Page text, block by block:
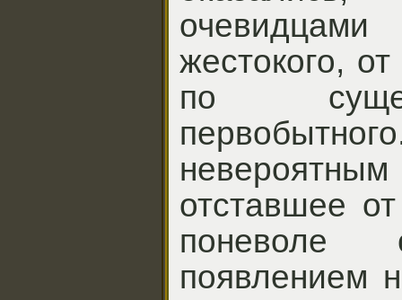
жестокого,
по
отставшее
поневоле
появлением